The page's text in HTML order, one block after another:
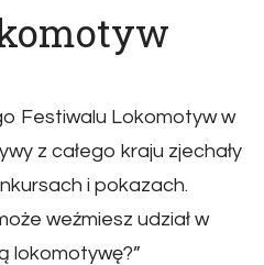
Festiwalu Lokomotyw w
z całego kraju zjechały
i pokazach.
weźmiesz udział w
lokomotywę?”